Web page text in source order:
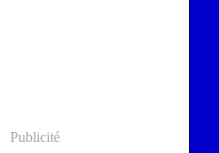
Publicité